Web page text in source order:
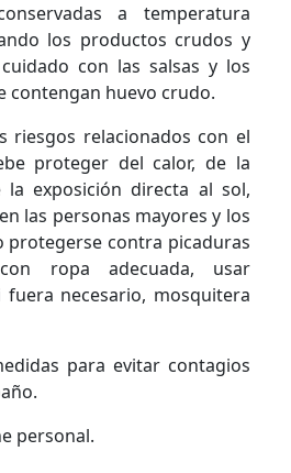
a temperatura
los productos crudos y
con las salsas y los
contengan huevo crudo.
riesgos relacionados con el
proteger del calor, de la
la exposición directa al sol,
las personas mayores y los
protegerse contra picaduras
ropa adecuada, usar
fuera necesario, mosquitera
para evitar contagios
personal.